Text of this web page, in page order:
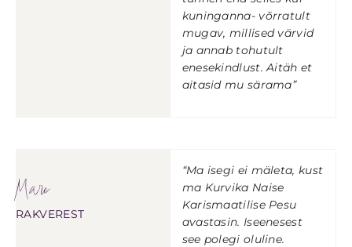
kuninganna- võrratult
mugav, millised värvid
ja annab tohutult
enesekindlust. Aitäh et
aitasid mu särama”
Mare
RAKVEREST
“Ma isegi ei mäleta, kust
ma Kurvika Naise
Karismaatilise Pesu
avastasin. Iseenesest
see polegi oluline.